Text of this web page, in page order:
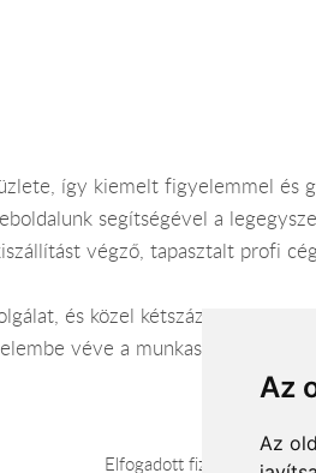
Az
Az
így kiemelt figyelemmel és
segítségével a
végző, tapasztalt profi
és közel kétszáz virágbolt
véve a munkaszüneti
Elfogadott fizetési módok